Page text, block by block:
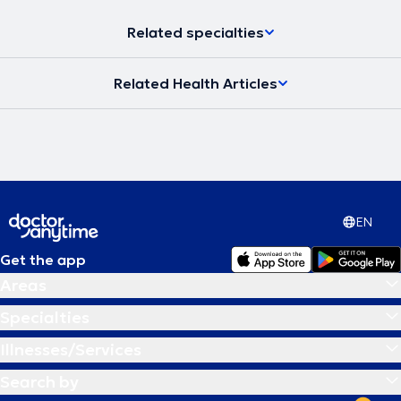
Related specialties
Related Health Articles
EN
Get the app